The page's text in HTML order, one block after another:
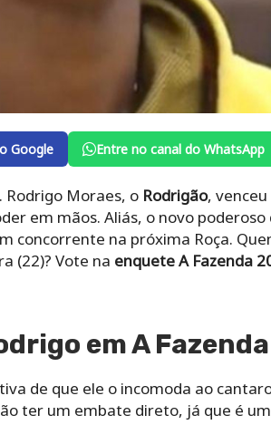
Google Entre no canal do WhatsApp
Rodrigo Moraes, o Rodrigão,
em mãos. Aliás, o novo poderoso
concorrente na próxima Roça.
(22)? Vote na enquete A Fazenda
em A
de que ele o incomoda ao
ter um embate direto, já que é